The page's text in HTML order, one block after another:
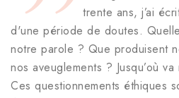
trente ans, j’ai
d'une période de doutes.
notre parole ? Que produisent
nos aveuglements ? Jusqu’où
Ces questionnements éthiques